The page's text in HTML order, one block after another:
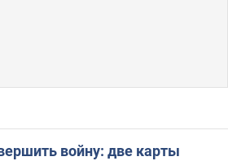
войну: две карты